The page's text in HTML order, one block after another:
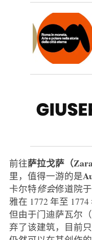
前往萨拉戈萨（
里，值得一游的是
卡尔特修会修道院
雅在 1772 年至
但由于门迪萨瓦尔
弃了该建筑，目前